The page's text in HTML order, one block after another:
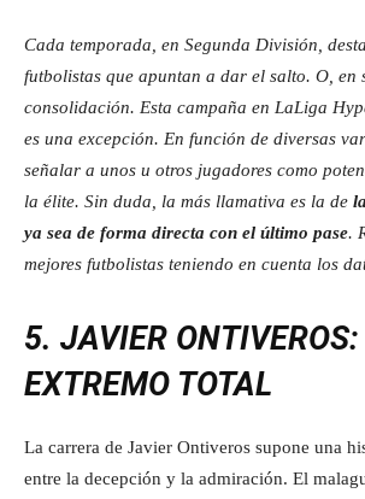
Cada temporada, en Segunda División,
futbolistas que apuntan a dar el salto. O, en
consolidación. Esta campaña en LaLiga
es una excepción. En función de diversas
señalar a unos u otros jugadores como
la élite. Sin duda, la más llamativa es la de
ya sea de forma directa con el último pase.
mejores futbolistas teniendo en cuenta los
5. JAVIER ONTIVEROS:
EXTREMO TOTAL
La carrera de Javier Ontiveros supone una
entre la decepción y la admiración. El